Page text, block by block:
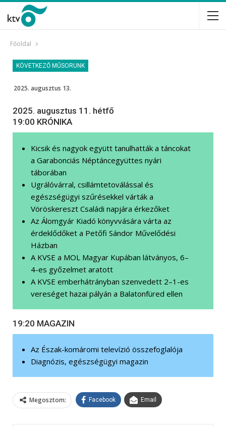
Főoldal
KÖVETKEZŐ MŰSORUNK
2025. augusztus 13.
2025. augusztus 11. hétfő
19:00 KRÓNIKA
Kicsik és nagyok együtt tanulhatták a táncokat
a Garabonciás Néptáncegyüttes nyári
táborában
Ugrálóvárral, csillámtetoválással és
egészségügyi szűrésekkel várták a
Vöröskereszt Családi napjára érkezőket
Az Álomgyár Kiadó könyvvására várta az
érdeklődőket a Petőfi Sándor Művelődési
Házban
A KVSE a MOL Magyar Kupában látványos, 6–
4-es győzelmet aratott
A KVSE emberhátrányban szenvedett 2–1-es
vereséget hazai pályán a Balatonfüred ellen
19:20 MAGAZIN
Az Észak-komáromi televízió összefoglalója
Diagnózis, egészségügyi magazin
Megosztom: Facebook Email